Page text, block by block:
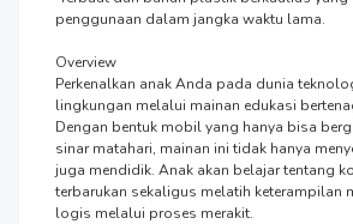
penggunaan dalam jangka waktu lama.
Overview
Perkenalkan anak Anda pada dunia
lingkungan melalui mainan edukasi
Dengan bentuk mobil yang hanya bisa
sinar matahari, mainan ini tidak hanya
juga mendidik. Anak akan belajar tentang
terbarukan sekaligus melatih keterampilan
logis melalui proses merakit.